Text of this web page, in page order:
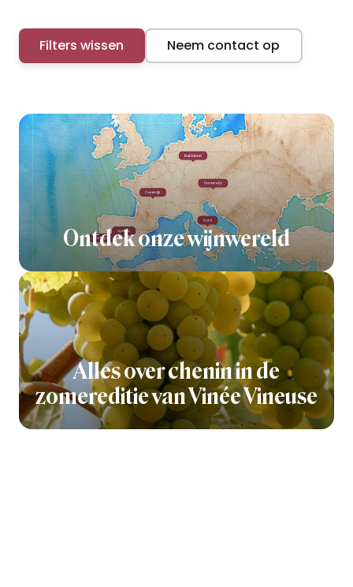
Filters wissen Neem contact op
Ontdek onze wijnwereld
Alles over chenin in de
zomereditie van Vinée Vineuse